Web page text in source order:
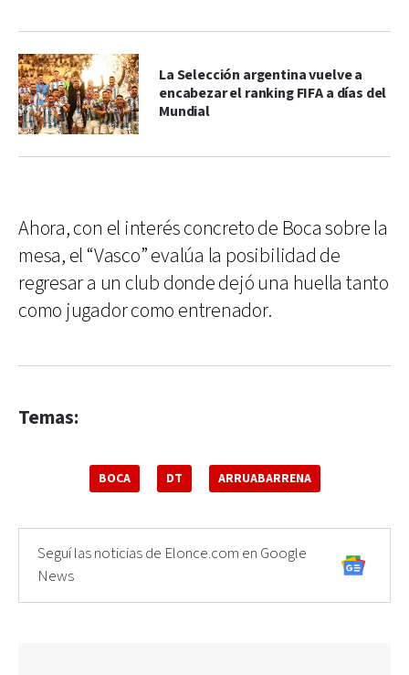
La Selección argentina vuelve a
encabezar el ranking FIFA a días del
Mundial
Ahora, con el interés concreto de Boca sobre la
mesa, el “Vasco” evalúa la posibilidad de
regresar a un club donde dejó una huella tanto
como jugador como entrenador.
Temas:
BOCA DT ARRUABARRENA
Seguí las noticias de Elonce.com en Google
News